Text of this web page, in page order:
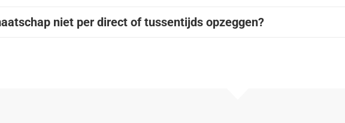
niet per direct of tussentijds opzeggen?